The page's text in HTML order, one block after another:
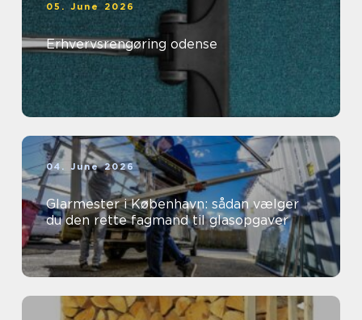
05. June 2026
Erhvervsrengøring odense
04. June 2026
Glarmester i København: sådan vælger
du den rette fagmand til glasopgaver